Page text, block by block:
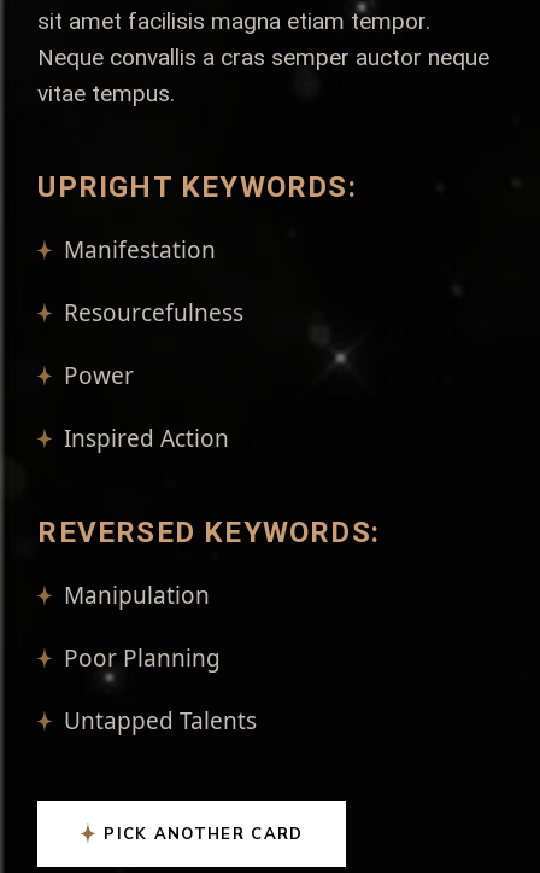
sit amet facilisis magna etiam tempor.
Neque convallis a cras semper auctor neque
vitae tempus.
UPRIGHT KEYWORDS:
Manifestation
Resourcefulness
Power
Inspired Action
REVERSED KEYWORDS:
Manipulation
Poor Planning
Untapped Talents
PICK ANOTHER CARD